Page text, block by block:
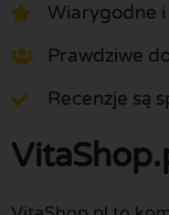
Wiarygodne
Prawdziwe
Recenzje są